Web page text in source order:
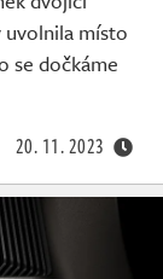
uvolnila místo
se dočkáme
20. 11. 2023